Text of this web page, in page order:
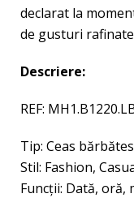
declarat la
de gusturi
Descriere:
REF:
Tip: Ceas
Stil: Fashion,
Funcții: Dată, oră,